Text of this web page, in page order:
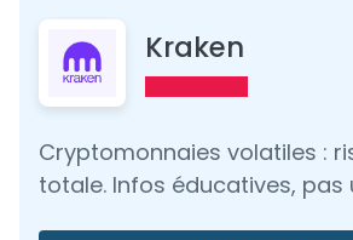
Kraken
Cryptomonnaies volatiles :
totale. Infos éducatives, pas